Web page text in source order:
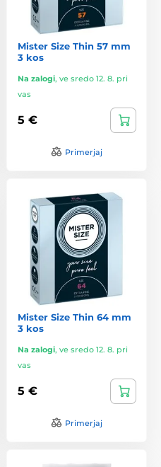
Mister Size Thin 57 mm
3 kos
Na zalogi, ve sredo 12. 8. pri
vas
5 €
Primerjaj
Mister Size Thin 64 mm
3 kos
Na zalogi, ve sredo 12. 8. pri
vas
5 €
Primerjaj